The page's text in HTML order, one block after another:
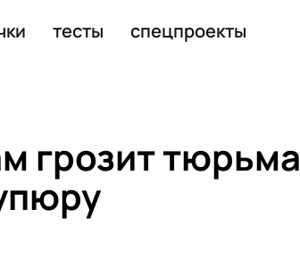
тесты спецпроекты
грозит тюрьма